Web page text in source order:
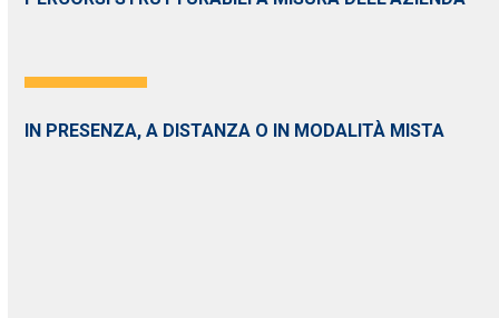
IN PRESENZA, A DISTANZA O IN MODALITÀ MISTA